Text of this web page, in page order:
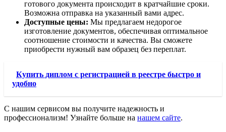
готового документа происходит в кратчайшие сроки.
Возможна отправка на указанный вами адрес.
Доступные цены: Мы предлагаем недорогое
изготовление документов, обеспечивая оптимальное
соотношение стоимости и качества. Вы сможете
приобрести нужный вам образец без переплат.
Купить диплом с регистрацией в реестре быстро и
удобно
С нашим сервисом вы получите надежность и
профессионализм! Узнайте больше на нашем сайте.